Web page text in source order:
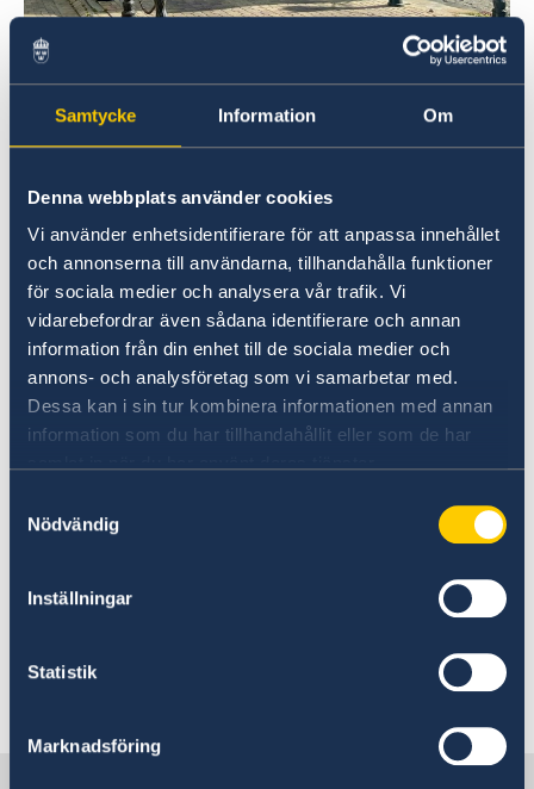
Samtycke Information Om
Denna webbplats använder cookies
Vi använder enhetsidentifierare för att anpassa innehållet
och annonserna till användarna, tillhandahålla funktioner
för sociala medier och analysera vår trafik. Vi
vidarebefordrar även sådana identifierare och annan
information från din enhet till de sociala medier och
annons- och analysföretag som vi samarbetar med.
Dessa kan i sin tur kombinera informationen med annan
information som du har tillhandahållit eller som de har
Nödvändig
Inställningar
Statistik
Marknadsföring
År 2000 öppnade Sverige ett honorärkonsulat i
Minsk och i november 2003 utvidgade Sverige
sin närvaro med ett sektionskontor, bemannat
med en utsänd svensk diplomat. Regeringen
uppgradera sektionskontoret till ambassad
vilket skedde 2008. Ambassaden var tillfälligt
stängd från augusti 2012 till juli 2013.
Ambassaden öppnades igen i 2014.
!!! Sedan september månad och tills vidare
kommer Sveriges ambassad i Moskva inte ta
emot ansökningar om Schengenviseringar, vare
ordning så fort som det är möjligt.
engelska)